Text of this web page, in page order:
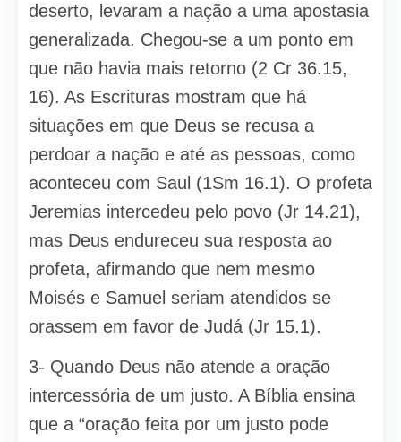
deserto, levaram a nação a uma apostasia
generalizada. Chegou-se a um ponto em
que não havia mais retorno (2 Cr 36.15,
16). As Escrituras mostram que há
situações em que Deus se recusa a
perdoar a nação e até as pessoas, como
aconteceu com Saul (1Sm 16.1). O profeta
Jeremias intercedeu pelo povo (Jr 14.21),
mas Deus endureceu sua resposta ao
profeta, afirmando que nem mesmo
Moisés e Samuel seriam atendidos se
orassem em favor de Judá (Jr 15.1).
3- Quando Deus não atende a ora­ção
intercessória de um justo. A Bíblia ensina
que a “oração feita por um justo pode